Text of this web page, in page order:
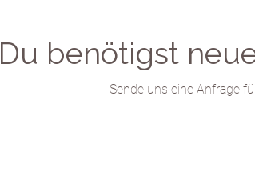
Du benötigst
Sende uns eine Anfrage